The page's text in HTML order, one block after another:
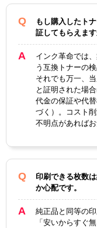
もし購入したト
証してもらえます
インク革命では
う互換トナーの
それでも万一、
と証明された場
代金の保証や代
づく）。コスト
不明点があれば
印刷できる枚数
か心配です。
純正品と同等の
「安いからすぐ